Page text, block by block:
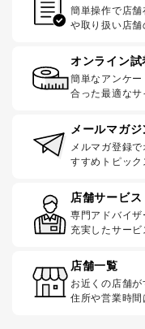
簡単操作で店
や取り扱い店舗
オンライン
簡単なアンケ
合った最適なサ
メールマガ
メルマガ登録
すすめトピック
店舗サービス
専門アドバイザ
充実したサービ
店舗一覧
お近くの店舗が
住所や営業時間